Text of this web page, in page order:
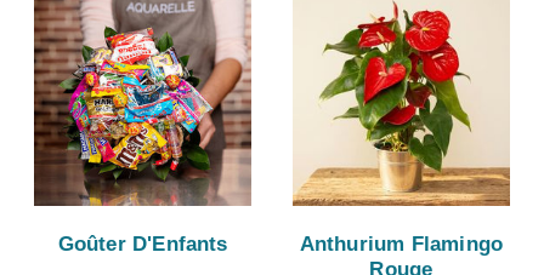
Goûter D'Enfants
Anthurium Flamingo
Rouge